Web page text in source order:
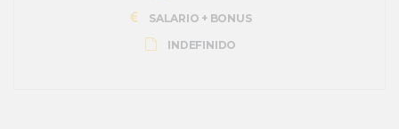
SALARIO + BONUS
INDEFINIDO